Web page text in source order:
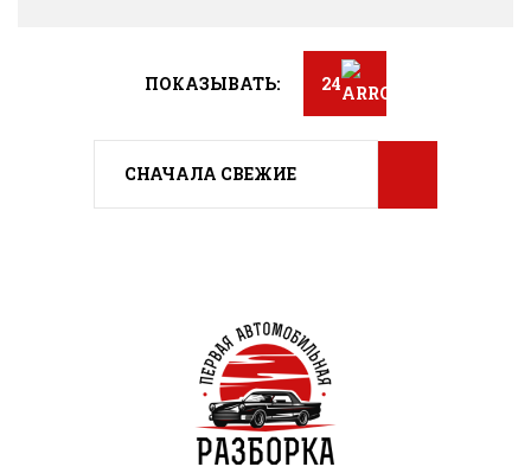
ПОКАЗЫВАТЬ: 24
СНАЧАЛА СВЕЖИЕ